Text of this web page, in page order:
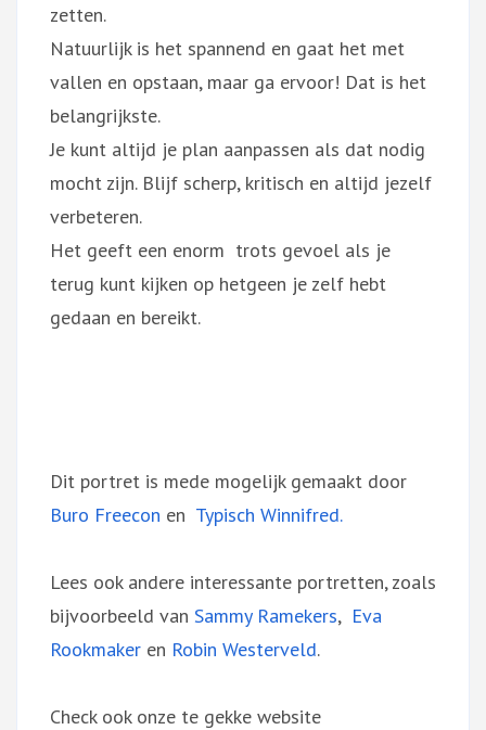
zetten.
Natuurlijk is het spannend en gaat het met
vallen en opstaan, maar ga ervoor! Dat is het
belangrijkste.
Je kunt altijd je plan aanpassen als dat nodig
mocht zijn. Blijf scherp, kritisch en altijd jezelf
verbeteren.
Het geeft een enorm trots gevoel als je
terug kunt kijken op hetgeen je zelf hebt
gedaan en bereikt.
Dit portret is mede mogelijk gemaakt door
Buro Freecon en Typisch Winnifred.
Lees ook andere interessante portretten, zoals
bijvoorbeeld van Sammy Ramekers, Eva
Rookmaker en Robin Westerveld.
Check ook onze te gekke website